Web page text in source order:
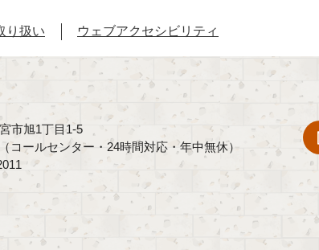
り扱い ウェブアクセシビリティ
市旭1丁目1-5
コールセンター・24時間対応・年中無休）